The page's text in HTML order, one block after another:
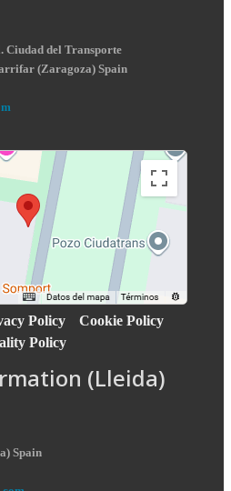
Ciudad del Transporte
(Zaragoza) Spain
Policy
Cookie Policy
Policy
(Lleida)
) Spain